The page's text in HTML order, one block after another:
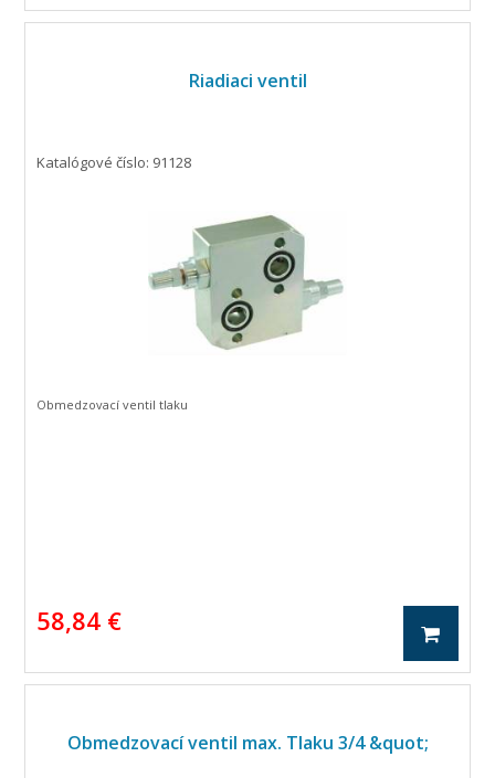
Riadiaci ventil
Katalógové číslo: 91128
58,84 €
Obmedzovací ventil tlaku
Obmedzovací ventil max. Tlaku 3/4 &quot;